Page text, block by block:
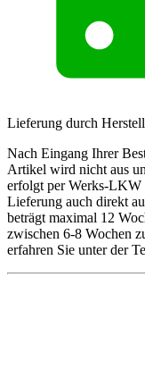
Lieferung durch
Nach Eingang Ihrer
Artikel wird nicht aus
erfolgt per Werks-LKW
Lieferung auch direkt
beträgt maximal 12
zwischen 6-8 Wochen
erfahren Sie unter der